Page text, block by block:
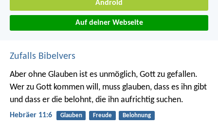
Android
Auf deiner Webseite
Zufalls Bibelvers
Aber ohne Glauben ist es unmöglich, Gott zu gefallen.
Wer zu Gott kommen will, muss glauben, dass es ihn gibt
und dass er die belohnt, die ihn aufrichtig suchen.
Hebräer 11:6 Glauben Freude Belohnung